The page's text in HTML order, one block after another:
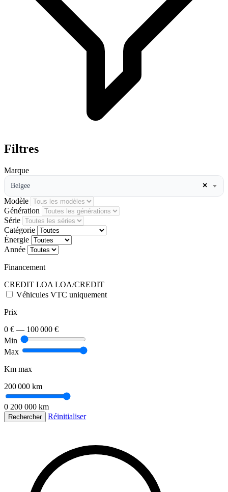
Filtres
Marque
×
Belgee
Modèle
Génération
Série
Catégorie
Énergie
Année
Financement
CREDIT LOA LOA/CREDIT
Véhicules VTC uniquement
Prix
0 € — 100 000 €
Min
Max
Km max
200 000 km
0 200 000 km
Rechercher Réinitialiser